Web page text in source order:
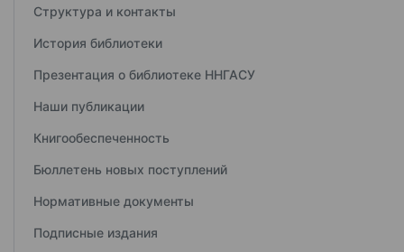
Структура и контакты
История библиотеки
Презентация о библиотеке ННГАСУ
Наши публикации
Книгообеспеченность
Бюллетень новых поступлений
Нормативные документы
Подписные издания